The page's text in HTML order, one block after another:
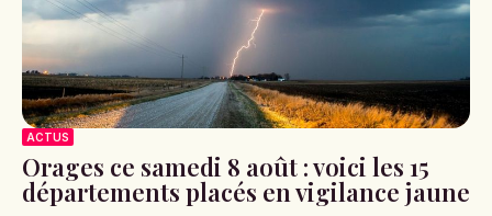
ACTUS
Orages ce samedi 8 août : voici les 15
départements placés en vigilance jaune